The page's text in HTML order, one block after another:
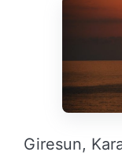
Giresun,